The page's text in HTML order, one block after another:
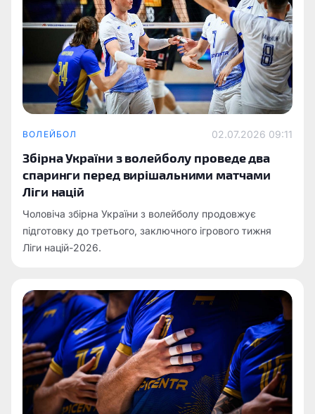
ВОЛЕЙБОЛ 02.07.2026 09:11
Збірна України з волейболу проведе два
спаринги перед вирішальними матчами
Ліги націй
Чоловіча збірна України з волейболу продовжує
підготовку до третього, заключного ігрового тижня
Ліги націй-2026.